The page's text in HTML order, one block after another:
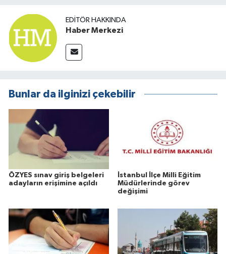
EDITÖR HAKKINDA
Haber Merkezi
Bunlar da ilginizi çekebilir
ÖZYES sınav giriş belgeleri
adayların erişimine açıldı
İstanbul İlçe Milli Eğitim
Müdürlerinde görev
değişimi